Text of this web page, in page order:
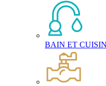
BAIN ET